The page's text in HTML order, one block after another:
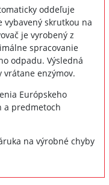
oddeľuje
vybavený skrutkou na
je vyrobený z
spracovanie
odpadu. Výsledná
vrátane enzýmov.
Európskeho
a predmetoch
na výrobné chyby